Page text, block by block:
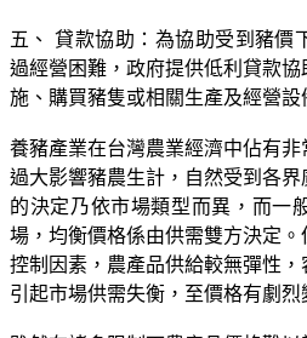
五、 貸款協助：為協助受到豬價
過經營困難，政府提供低利貸款
施、購買豬隻或相關生產及經營設
養豬產業在台灣農業經濟中佔有
過大影響豬農生計，自然受到各
的決定乃依市場類型而異，而一
場，均衡價格係由供需雙方決定
控制因素，農產品供給較無彈性
引起市場供需失衡，至價格有劇烈